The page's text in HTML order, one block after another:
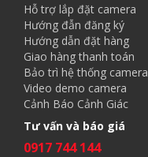
Hỗ trợ lắp đặt camera
Hướng đẫn đăng ký
Hướng dẫn đặt hàng
Giao hàng thanh toán
Bảo trì hệ thống camera
Video demo camera
Cảnh Báo Cảnh Giác
Tư vấn và báo giá
0917 744 144